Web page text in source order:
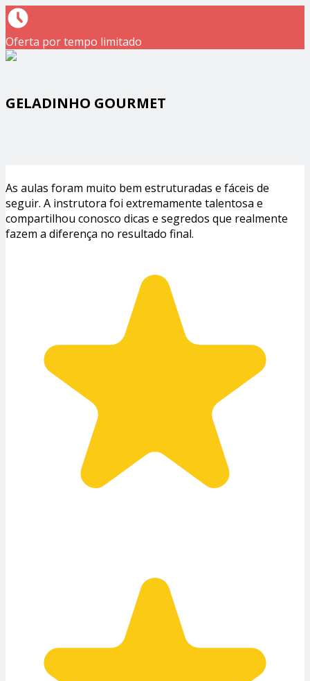
Oferta por tempo limitado
GELADINHO GOURMET
As aulas foram muito bem estruturadas e fáceis de
seguir. A instrutora foi extremamente talentosa e
compartilhou conosco dicas e segredos que realmente
fazem a diferença no resultado final.